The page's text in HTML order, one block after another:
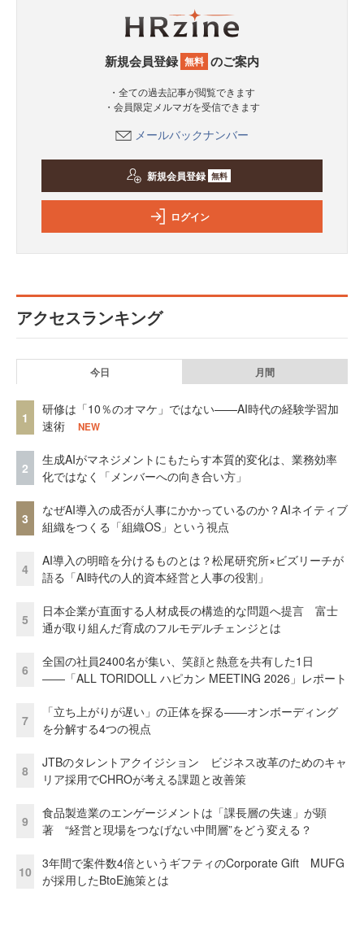
新規会員登録 無料 のご案内
・全ての過去記事が閲覧できます
・会員限定メルマガを受信できます
メールバックナンバー
新規会員登録 無料
ログイン
アクセスランキング
今日 月間
1
研修は「10％のオマケ」ではない——AI時代の経験学習加
速術
NEW
2
生成AIがマネジメントにもたらす本質的変化は、業務効率
化ではなく「メンバーへの向き合い方」
3
なぜAI導入の成否が人事にかかっているのか？AIネイティブ
組織をつくる「組織OS」という視点
4
AI導入の明暗を分けるものとは？松尾研究所×ビズリーチが
語る「AI時代の人的資本経営と人事の役割」
5
日本企業が直面する人材成長の構造的な問題へ提言 富士
通が取り組んだ育成のフルモデルチェンジとは
6
全国の社員2400名が集い、笑顔と熱意を共有した1日
――「ALL TORIDOLL ハピカン MEETING 2026」レポート
7
「立ち上がりが遅い」の正体を探る——オンボーディング
を分解する4つの視点
8
JTBのタレントアクイジション ビジネス改革のためのキャ
リア採用でCHROが考える課題と改善策
9
食品製造業のエンゲージメントは「課長層の失速」が顕
著 “経営と現場をつなげない中間層”をどう変える？
10
3年間で案件数4倍というギフティのCorporate Gift MUFG
が採用したBtoE施策とは